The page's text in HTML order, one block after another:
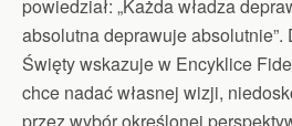
powiedział: „Każda władza
absolutna deprawuje absolutnie”.
Święty wskazuje w Encyklice
chce nadać własnej wizji,